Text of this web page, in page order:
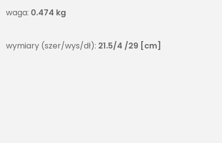
waga: 0.474 kg
wymiary (szer/wys/dł): 21.5/4 /29 [cm]